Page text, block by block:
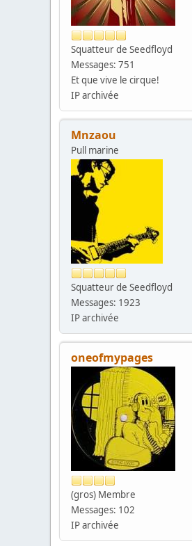
Squatteur de Seedfloyd
Messages: 751
Et que vive le cirque!
IP archivée
Mnzaou
Pull marine
Squatteur de Seedfloyd
Messages: 1923
IP archivée
oneofmypages
(gros) Membre
Messages: 102
IP archivée